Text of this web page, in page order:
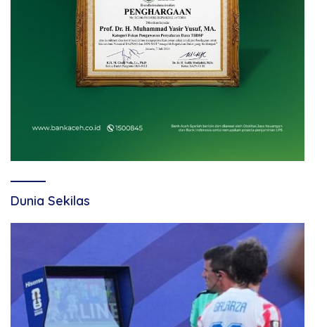
Dunia Sekilas